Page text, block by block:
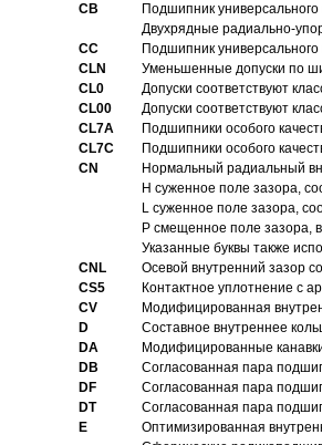
CB
Подшипник
Двухрядные радиально-
CC
Подшипник
CLN
Уменьшенные допуски по
CL0
Допуски соответствуют
CL00
Допуски соответствуют
CL7A
Подшипники особого
CL7C
Подшипники особого
CN
Hормальный радиальный
H суженное поле зазора,
L суженное поле зазора,
P смещенное поле зазора,
Указанные буквы также
CNL
Осевой внутренний зазор
CS5
Контактное уплотнение с
CV
Модифицированная
D
Составное внутреннее
DA
Модифицированные
DB
Согласованная пара
DF
Согласованная пара
DT
Согласованная пара
E
Оптимизированная